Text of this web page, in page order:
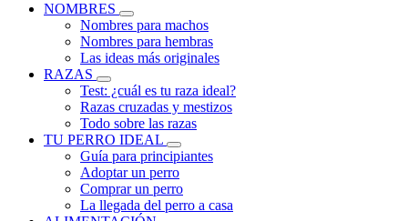
NOMBRES
Nombres para machos
Nombres para hembras
Las ideas más originales
RAZAS
Test: ¿cuál es tu raza ideal?
Razas cruzadas y mestizos
Todo sobre las razas
TU PERRO IDEAL
Guía para principiantes
Adoptar un perro
Comprar un perro
La llegada del perro a casa